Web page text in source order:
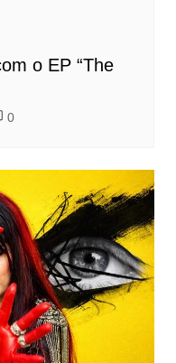
o EP “The
0